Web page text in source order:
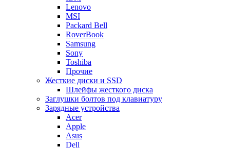
Lenovo
MSI
Packard Bell
RoverBook
Samsung
Sony
Toshiba
Прочие
Жесткие диски и SSD
Шлейфы жесткого диска
Заглушки болтов под клавиатуру
Зарядные устройства
Acer
Apple
Asus
Dell